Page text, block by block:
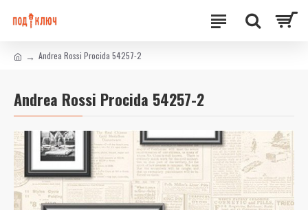
Andrea Rossi Procida 54257-2
Andrea Rossi Procida 54257-2